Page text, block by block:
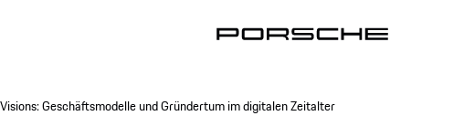
Geschäftsmodelle und Gründertum im digitalen Zeitalter